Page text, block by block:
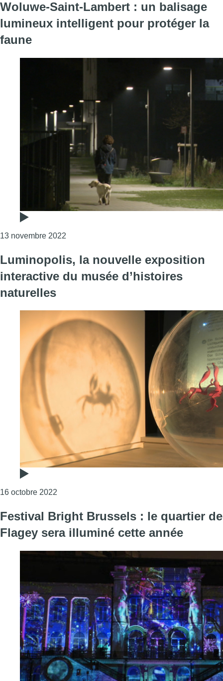
Woluwe-Saint-Lambert : un balisage
lumineux intelligent pour protéger la
faune
13 novembre 2022
Luminopolis, la nouvelle exposition
interactive du musée d’histoires
naturelles
16 octobre 2022
Festival Bright Brussels : le quartier de
Flagey sera illuminé cette année